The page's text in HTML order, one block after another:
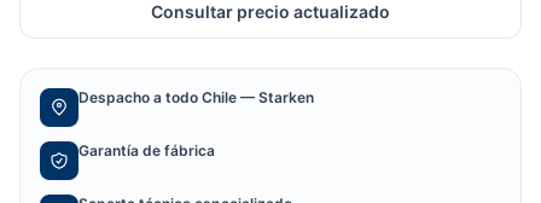
Consultar precio actualizado
Despacho a todo Chile — Starken
Garantía de fábrica